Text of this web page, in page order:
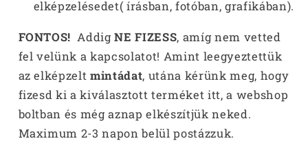
elképzelésedet( írásban, fotóban, grafikában).
FONTOS! Addig NE FIZESS, amíg nem vetted
fel velünk a kapcsolatot! Amint leegyeztettük
az elképzelt mintádat, utána kérünk meg, hogy
fizesd ki a kiválasztott terméket itt, a webshop
boltban és még aznap elkészítjük neked.
Maximum 2-3 napon belül postázzuk.